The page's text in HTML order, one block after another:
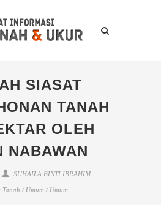
SIASAT
TANAH
OLEH
NABAWAN
SUHAILA BINTI IBRAHIM
Tanah / Umum / Umum